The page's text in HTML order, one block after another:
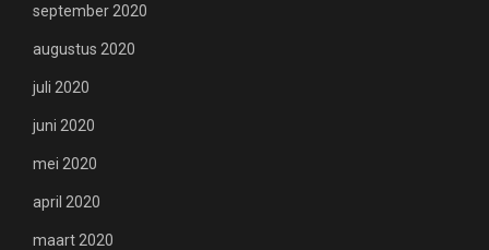
september 2020
augustus 2020
juli 2020
juni 2020
mei 2020
april 2020
maart 2020